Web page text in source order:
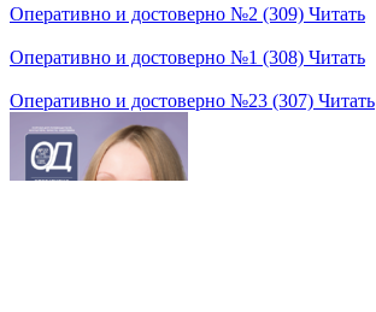
Оперативно и достоверно №2 (309) Читать
Оперативно и достоверно №1 (308) Читать
Оперативно и достоверно №23 (307) Читать